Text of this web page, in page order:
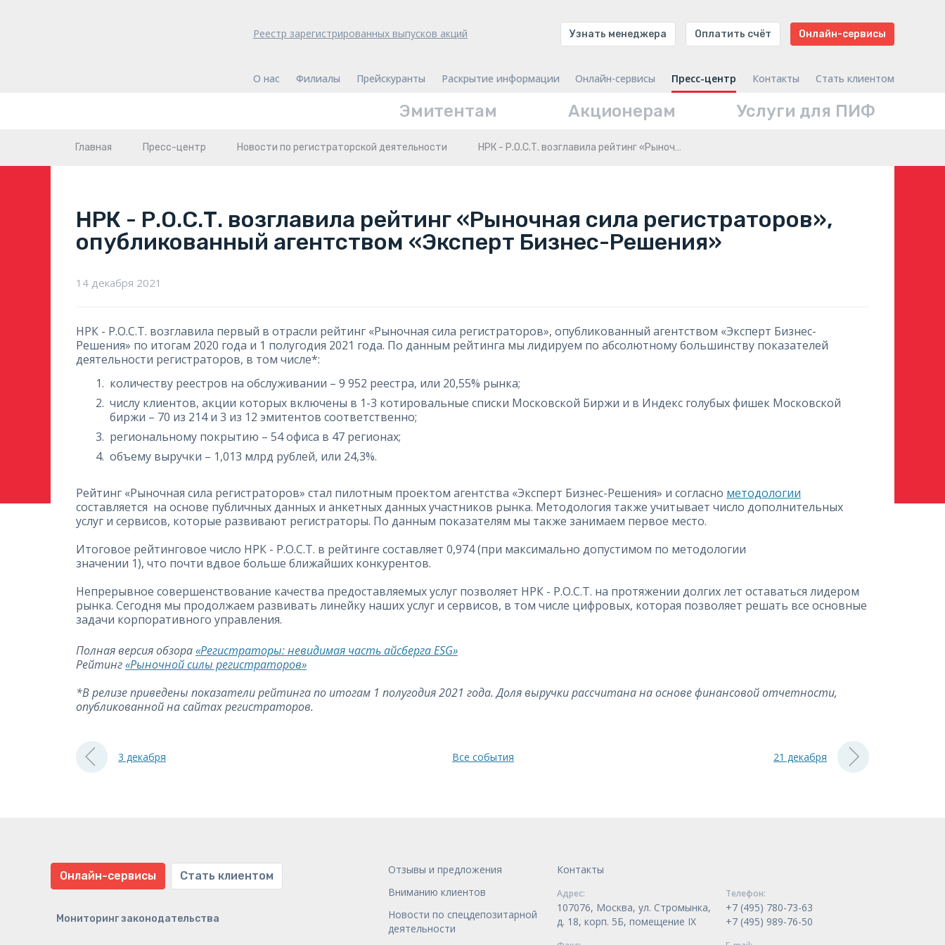
Реестр зарегистрированных выпусков акций Узнать менеджера Оплатить счёт Онлайн-сервисы
О нас Филиалы Прейскуранты Раскрытие информации Онлайн-сервисы Пресс-центр Контакты Стать клиентом
Эмитентам Акционерам Услуги для ПИФ
Главная Пресс-центр Новости по регистраторской деятельности НРК - Р.О.С.Т. возглавила рейтинг «Рыноч…
НРК - Р.О.С.Т. возглавила рейтинг «Рыночная сила регистраторов»,
опубликованный агентством «Эксперт Бизнес-Решения»
14 декабря 2021
НРК - Р.О.С.Т. возглавила первый в отрасли рейтинг «Рыночная сила регистраторов», опубликованный агентством «Эксперт Бизнес-
Решения» по итогам 2020 года и 1 полугодия 2021 года. По данным рейтинга мы лидируем по абсолютному большинству показателей
деятельности регистраторов, в том числе*:
количеству реестров на обслуживании – 9 952 реестра, или 20,55% рынка;
числу клиентов, акции которых включены в 1-3 котировальные списки Московской Биржи и в Индекс голубых фишек Московской
биржи – 70 из 214 и 3 из 12 эмитентов соответственно;
региональному покрытию – 54 офиса в 47 регионах;
объему выручки – 1,013 млрд рублей, или 24,3%.
Рейтинг «Рыночная сила регистраторов» стал пилотным проектом агентства «Эксперт Бизнес-Решения» и согласно методологии
составляется на основе публичных данных и анкетных данных участников рынка. Методология также учитывает число дополнительных
услуг и сервисов, которые развивают регистраторы. По данным показателям мы также занимаем первое место.
Итоговое рейтинговое число НРК - Р.О.С.Т. в рейтинге составляет 0,974 (при максимально допустимом по методологии
значении 1), что почти вдвое больше ближайших конкурентов.
Непрерывное совершенствование качества предоставляемых услуг позволяет НРК - Р.О.С.Т. на протяжении долгих лет оставаться лидером
рынка. Сегодня мы продолжаем развивать линейку наших услуг и сервисов, в том числе цифровых, которая позволяет решать все основные
задачи корпоративного управления.
Полная версия обзора«Регистраторы: невидимая часть айсберга ESG»
Рейтинг«Рыночной силы регистраторов»
*В релизе приведены показатели рейтинга по итогам 1 полугодия 2021 года. Доля выручки рассчитана на основе финансовой отчетности,
опубликованной на сайтах регистраторов.
3 декабря Все события 21 декабря
Онлайн-сервисы Стать клиентом
Мониторинг законодательства
Отзывы и предложения
Вниманию клиентов
Новости по спецдепозитарной
деятельности
Контакты
Адрес:
107076, Москва, ул. Стромынка,
д. 18, корп. 5Б, помещение IX
Телeфон:
+7 (495) 780-73-63
+7 (495) 989-76-50